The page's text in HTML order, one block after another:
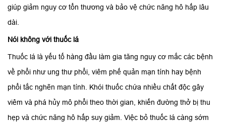
giúp giảm nguy cơ tổn thương và bảo vệ chức năng hô hấp lâu
dài.
Nói không với thuốc lá
Thuốc lá là yếu tố hàng đầu làm gia tăng nguy cơ mắc các bệnh
về phổi như ung thư phổi, viêm phế quản mạn tính hay bệnh
phổi tắc nghẽn mạn tính. Khói thuốc chứa nhiều chất độc gây
viêm và phá hủy mô phổi theo thời gian, khiến đường thở bị thu
hẹp và chức năng hô hấp suy giảm. Việc bỏ thuốc lá càng sớm